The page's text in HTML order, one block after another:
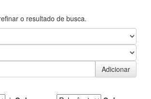
o resultado de busca.